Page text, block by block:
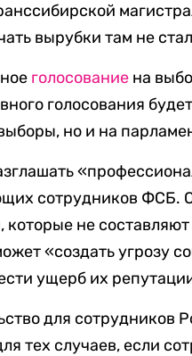
вырубки там не
голосование на
голосования
но и на
сотрудников ФСБ.
которые не
«создать угрозу
ущерб их
для сотрудников
тех случаев, если